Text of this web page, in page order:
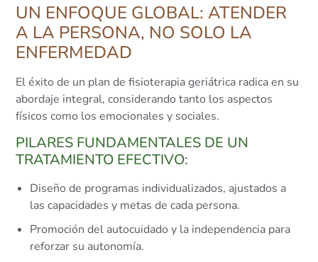
UN ENFOQUE GLOBAL: ATENDER
A LA PERSONA, NO SOLO LA
ENFERMEDAD
El éxito de un plan de fisioterapia geriátrica radica en su
abordaje integral, considerando tanto los aspectos
físicos como los emocionales y sociales.
PILARES FUNDAMENTALES DE UN
TRATAMIENTO EFECTIVO:
Diseño de programas individualizados, ajustados a
las capacidades y metas de cada persona.
Promoción del autocuidado y la independencia para
reforzar su autonomía.